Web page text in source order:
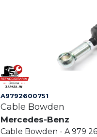
A9792600751
Cable Bowden
Mercedes-Benz
Cable Bowden - A 979